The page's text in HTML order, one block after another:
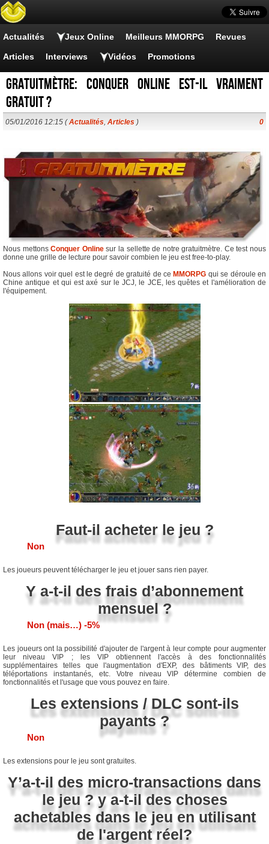
Actualités Jeux Online Meilleurs MMORPG Revues
Articles Interviews Vidéos Promotions
Gratuitmètre: Conquer Online est-il vraiment
gratuit ?
05/01/2016 12:15 (Actualités, Articles ) 0
Nous mettonsConquer Onlinesur la sellette de notre gratuitmètre. Ce test nous
donne une grille de lecture pour savoir combien le jeu est free-to-play.
Nous allons voir quel est le degré de gratuité de ce MMORPG qui se déroule en
Chine antique et qui est axé sur le JCJ, le JCE, les quêtes et l'amélioration de
l'équipement.
Faut-il acheter le jeu ?
Non
Les joueurs peuvent télécharger le jeu et jouer sans rien payer.
Y a-t-il des frais d’abonnement
mensuel ?
Non (mais…) -5%
Les joueurs ont la possibilité d'ajouter de l'argent à leur compte pour augmenter
leur niveau VIP ; les VIP obtiennent l'accès à des fonctionnalités
supplémentaires telles que l'augmentation d'EXP, des bâtiments VIP, des
téléportations instantanés, etc. Votre niveau VIP détermine combien de
fonctionnalités et l'usage que vous pouvez en faire.
Les extensions / DLC sont-ils
payants ?
Non
Les extensions pour le jeu sont gratuites.
Y’a-t-il des micro-transactions dans
le jeu ? y a-t-il des choses
achetables dans le jeu en utilisant
de l'argent réel?